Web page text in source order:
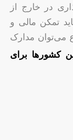
در خارج از
تمکن مالی‌ و
می‌توان مدارک
کشورها برای